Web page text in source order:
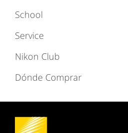
School
Service
Nikon Club
Dónde Comprar